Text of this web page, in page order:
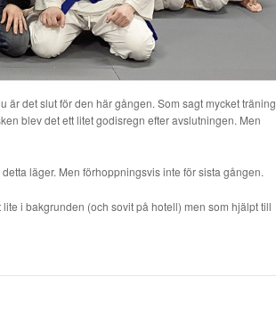
det slut för den här gången. Som sagt mycket träning
blev det ett litet godisregn efter avslutningen. Men
läger. Men förhoppningsvis inte för sista gången.
i bakgrunden (och sovit på hotell) men som hjälpt till